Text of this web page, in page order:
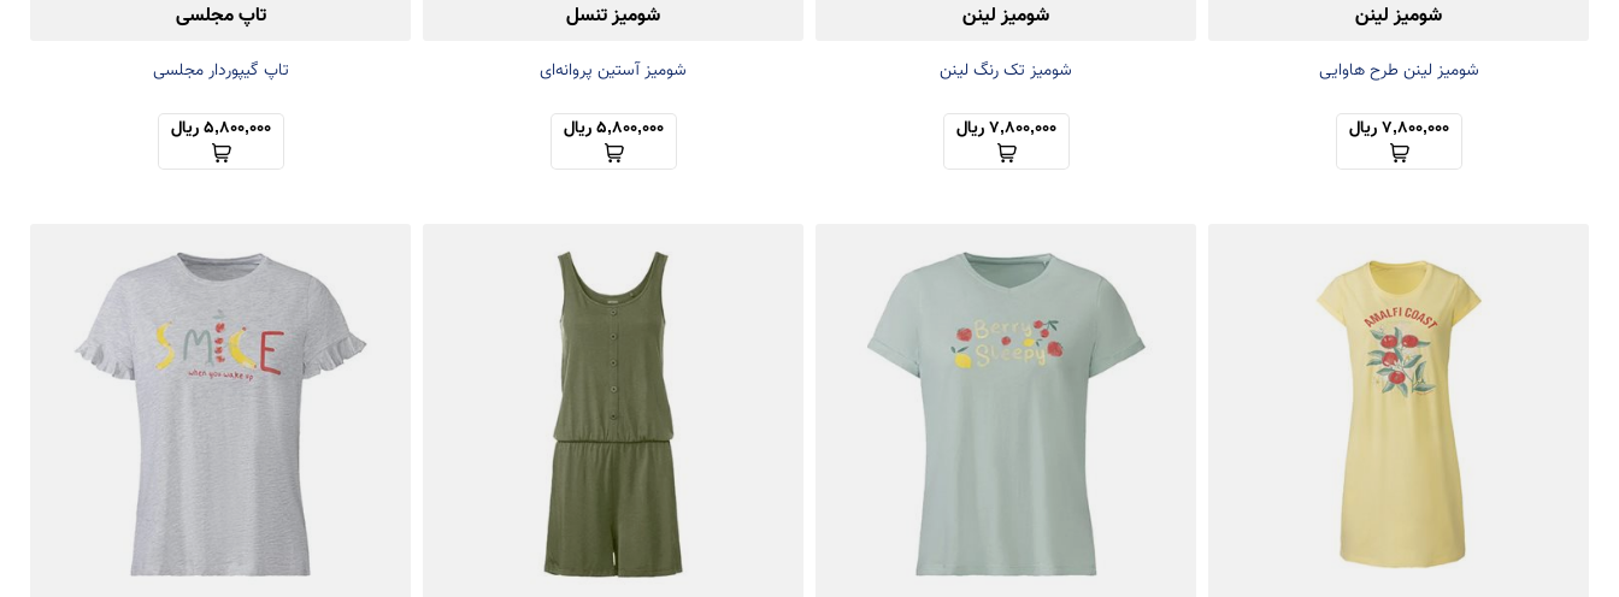
شومیز لینن
شومیز لینن طرح هاوایی
7,800,000 ریال
شومیز لینن
شومیز تک رنگ لینن
7,800,000 ریال
شومیز تنسل
شومیز آستین پروانه‌ای
5,800,000 ریال
تاپ مجلسی
تاپ گیپوردار مجلسی
5,800,000 ریال